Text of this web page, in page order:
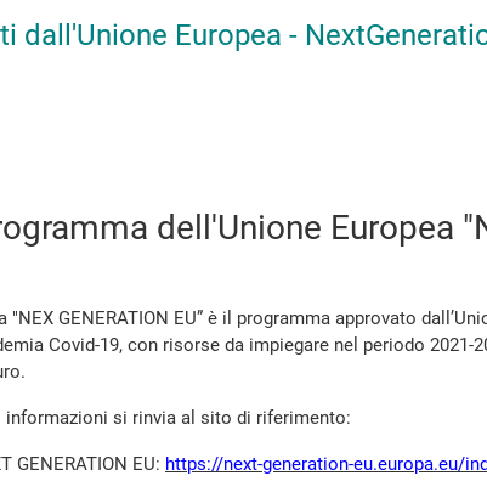
dall'Unione Europea -
dell'Unione Europea
"NEX GENERATION EU” è il programma approvato
Covid-19, con risorse da impiegare nel periodo
informazioni si rinvia al sito di riferimento:
GENERATION EU: https://next-generation-eu.europa.eu/